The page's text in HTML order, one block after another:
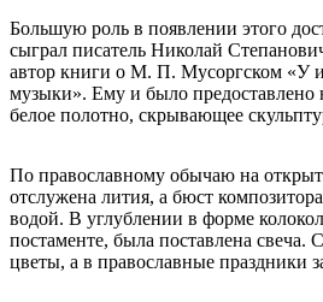
Большую роль в появлении этого
сыграл писатель Николай
автор книги о М. П. Мусоргском «У
музыки». Ему и было предоставлено
белое полотно, скрывающее
По православному обычаю на
отслужена лития, а бюст
водой. В углублении в форме
постаменте, была поставлена свеча.
цветы, а в православные праздники